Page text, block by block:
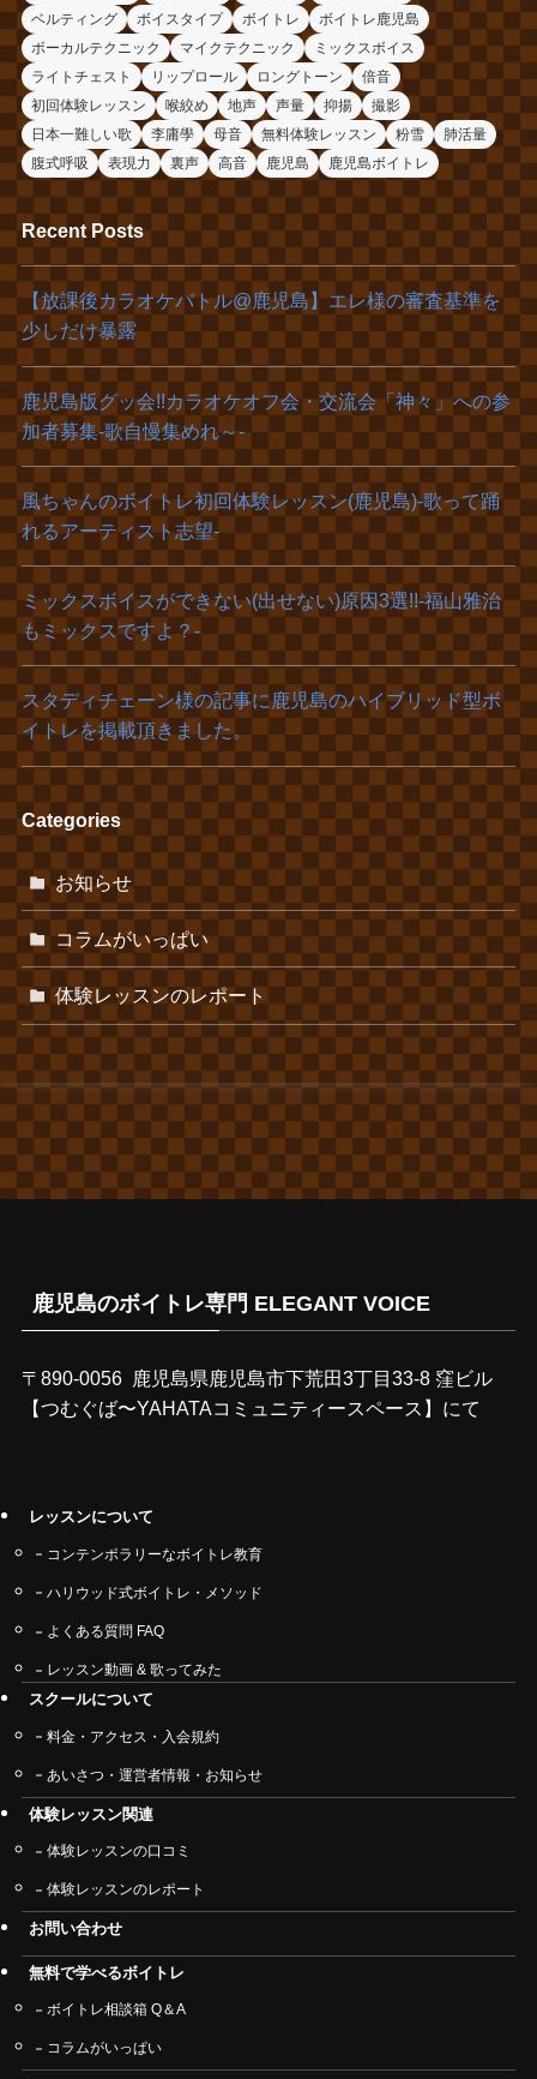
ベルティング
ボイスタイプ ボイトレ
ボイトレ鹿児島
ボーカルテクニック
マイクテクニック
ミックスボイス
ライトチェスト
リップロール ロングトーン
倍音
初回体験レッスン
喉絞め 地声 声量 抑揚
撮影
日本一難しい歌
李庸學 母音 無料体験レッスン 粉雪
肺活量
腹式呼吸
表現力 裏声 高音 鹿児島 鹿児島ボイトレ
Recent Posts
【放課後カラオケバトル@鹿児島】エレ様の審査基準を
少しだけ暴露
鹿児島版グッ会!!カラオケオフ会・交流会「神々」への参
加者募集‐歌自慢集めれ～‐
風ちゃんのボイトレ初回体験レッスン(鹿児島)‐歌って踊
れるアーティスト志望‐
ミックスボイスができない(出せない)原因3選!!-福山雅治
もミックスですよ？-
スタディチェーン様の記事に鹿児島のハイブリッド型ボ
イトレを掲載頂きました。
Categories
お知らせ
コラムがいっぱい
体験レッスンのレポート
鹿児島のボイトレ専門 ELEGANT VOICE
〒890-0056 鹿児島県鹿児島市下荒田3丁目33-8 窪ビル
【つむぐば〜YAHATAコミュニティースペース】にて
レッスンについて
コンテンポラリーなボイトレ教育
ハリウッド式ボイトレ・メソッド
よくある質問 FAQ
レッスン動画 & 歌ってみた
スクールについて
料金・アクセス・入会規約
あいさつ・運営者情報・お知らせ
体験レッスン関連
体験レッスンの口コミ
体験レッスンのレポート
お問い合わせ
無料で学べるボイトレ
ボイトレ相談箱 Q＆A
コラムがいっぱい